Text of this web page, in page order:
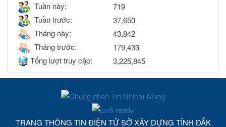
Tuần này:
719
Tuần trước:
37,650
Tháng này:
43,842
Tháng trước:
179,433
Tổng lượt truy cập:
3,225,845
TRANG THÔNG TIN ĐIỆN TỬ SỞ XÂY DỰNG TỈNH ĐẮK